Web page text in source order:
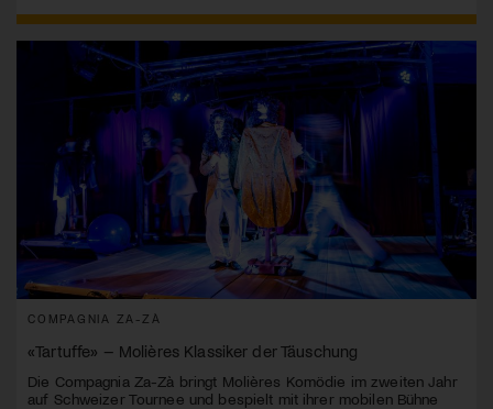
COMPAGNIA ZA-ZÀ
«Tartuffe» – Molières Klassiker der Täuschung
Die Compagnia Za-Zà bringt Molières Komödie im zweiten Jahr
auf Schweizer Tournee und bespielt mit ihrer mobilen Bühne